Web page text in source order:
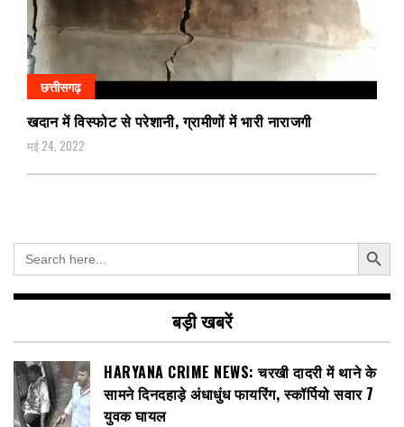
छत्तीसगढ़
खदान में विस्फोट से परेशानी, ग्रामीणों में भारी नाराजगी
मई 24, 2022
Search
for:
Search Button
बड़ी खबरें
HARYANA CRIME NEWS: चरखी दादरी में थाने के
सामने दिनदहाड़े अंधाधुंध फायरिंग, स्कॉर्पियो सवार 7
युवक घायल